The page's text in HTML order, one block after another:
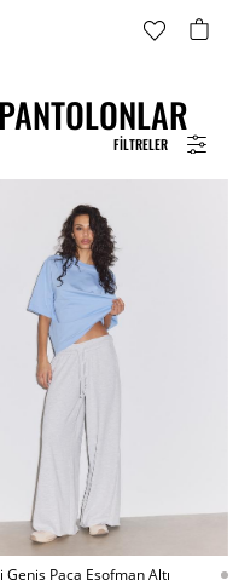
FILTRELER
Genis Paca Esofman Altı